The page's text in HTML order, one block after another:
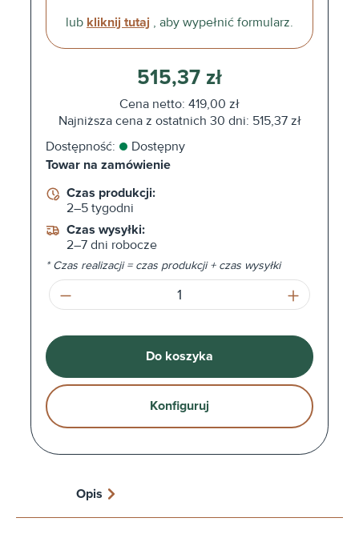
lub kliknij tutaj , aby wypełnić formularz.
515,37 zł
Cena netto: 419,00 zł
Najniższa cena z ostatnich 30 dni: 515,37 zł
Dostępność:
Dostępny
Towar na zamówienie
Czas produkcji:
2–5 tygodni
Czas wysyłki:
2–7 dni robocze
* Czas realizacji = czas produkcji + czas wysyłki
Ilość produktu: Wprowadź żądaną
Do koszyka
Konfiguruj
Opis